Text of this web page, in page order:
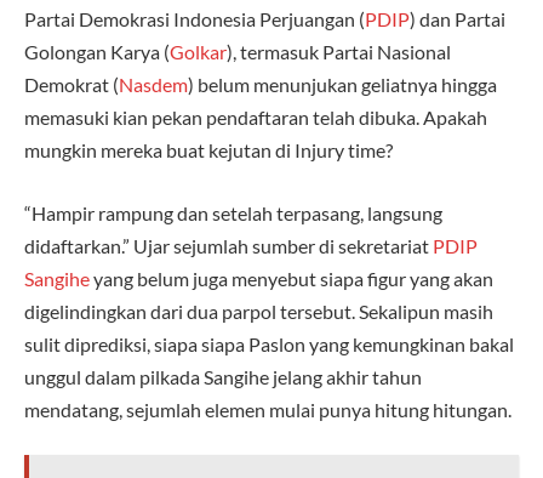
Partai Demokrasi Indonesia Perjuangan (PDIP) dan Partai
Golongan Karya (Golkar), termasuk Partai Nasional
Demokrat (Nasdem) belum menunjukan geliatnya hingga
memasuki kian pekan pendaftaran telah dibuka. Apakah
mungkin mereka buat kejutan di Injury time?
“Hampir rampung dan setelah terpasang, langsung
didaftarkan.” Ujar sejumlah sumber di sekretariat PDIP
Sangiheyang belum juga menyebut siapa figur yang akan
digelindingkan dari dua parpol tersebut. Sekalipun masih
sulit diprediksi, siapa siapa Paslon yang kemungkinan bakal
unggul dalam pilkada Sangihe jelang akhir tahun
mendatang, sejumlah elemen mulai punya hitung hitungan.